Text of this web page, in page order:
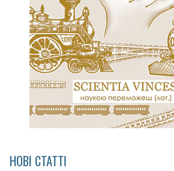
НОВІ СТАТТІ